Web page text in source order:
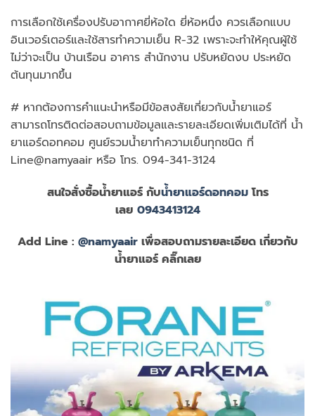
การเลือกใช้เครื่องปรับอากาศยี่ห้อใด ยี่ห้อหนึ่ง ควรเลือกแบบ
อินเวอร์เตอร์และใช้สารทำความเย็น R-32 เพราะจะทำให้คุณผู้ใช้
ไม่ว่าจะเป็น บ้านเรือน อาคาร สำนักงาน ปรับหยัดงบ ประหยัด
ต้นทุนมากขึ้น
# หากต้องการคำแนะนำหรือมีข้อสงสัยเกี่ยวกับน้ำยาแอร์
สามารถโทรติดต่อสอบถามข้อมูลและรายละเอียดเพิ่มเติมได้ที่ น้ำ
ยาแอร์ดอทคอม ศูนย์รวมน้ำยาทำความเย็นทุกชนิด ที่
Line@namyaair หรือ โทร. 094-341-3124
สนใจสั่งซื้อน้ำยาแอร์ กับน้ำยาแอร์ดอทคอมโทร
เลย 0943413124
Add Line : @namyaairเพื่อสอบถามรายละเอียด เกี่ยวกับ
น้ำยาแอร์ คลิ๊กเลย